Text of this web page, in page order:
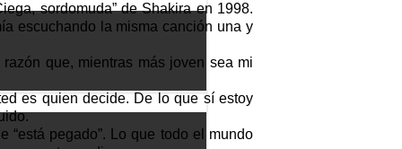
sordomuda” de Shakira en 1998.
escuchando la misma canción una y
que, mientras más joven sea mi
es quien decide. De lo que sí estoy
pegado”. Lo que todo el mundo